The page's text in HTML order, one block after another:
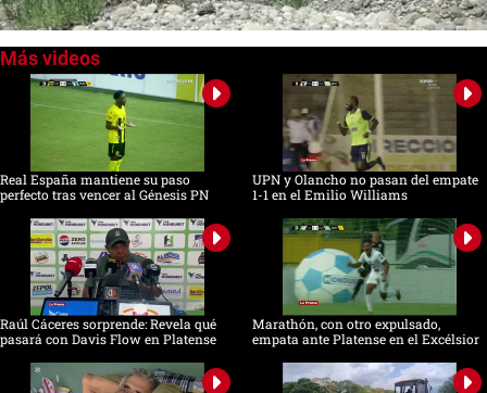
of
minute,
seconds
Real España mantiene su paso
perfecto tras vencer al Génesis PN
UPN y Olancho no pasan del empate
1-1 en el Emilio Williams
Raúl Cáceres sorprende: Revela qué
pasará con Davis Flow en Platense
Marathón, con otro expulsado,
empata ante Platense en el Excélsior